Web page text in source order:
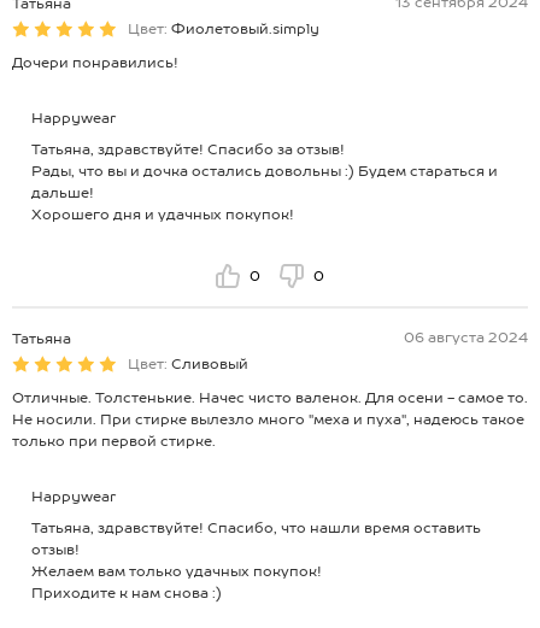
Цвет: Фиолетовый.simply
Дочери понравились!
Happywear
Татьяна, здравствуйте! Спасибо за отзыв!
Рады, что вы и дочка остались довольны :) Будем стараться и
дальше!
Хорошего дня и удачных покупок!
0 0
Татьяна
06 августа 2024
Цвет: Сливовый
Отличные. Толстенькие. Начес чисто валенок. Для осени - самое то.
Не носили. При стирке вылезло много "меха и пуха", надеюсь такое
только при первой стирке.
Happywear
Татьяна, здравствуйте! Спасибо, что нашли время оставить
отзыв!
Желаем вам только удачных покупок!
Приходите к нам снова :)